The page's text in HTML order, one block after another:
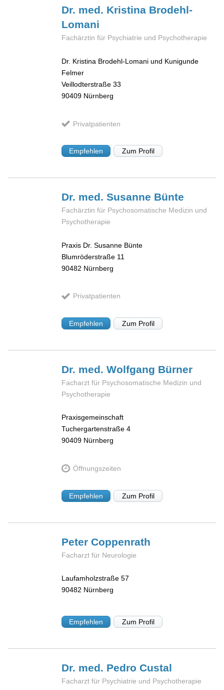
Dr. med. Kristina Brodehl-
Lomani
Fachärztin für Psychiatrie und Psychotherapie
Dr. Kristina Brodehl-Lomani und Kunigunde
Felmer
Veillodterstraße 33
90409 Nürnberg
Privatpatienten
Empfehlen Zum Profil
Dr. med. Susanne Bünte
Fachärztin für Psychosomatische Medizin und
Psychotherapie
Praxis Dr. Susanne Bünte
Blumröderstraße 11
90482 Nürnberg
Privatpatienten
Empfehlen Zum Profil
Dr. med. Wolfgang Bürner
Facharzt für Psychosomatische Medizin und
Psychotherapie
Praxisgemeinschaft
Tuchergartenstraße 4
90409 Nürnberg
Öffnungszeiten
Empfehlen Zum Profil
PeterCoppenrath
Facharzt für Neurologie
Laufamholzstraße 57
90482 Nürnberg
Empfehlen Zum Profil
Dr. med. PedroCustal
Facharzt für Psychiatrie und Psychotherapie